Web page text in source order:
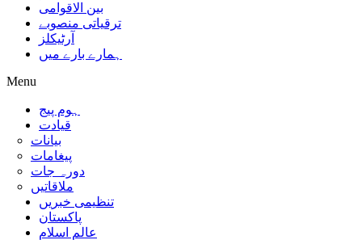
بین الاقوامی
ترقیاتی منصوبے
آرٹیکلز
ہمارے بارے میں
Menu
ہوم پیج
قیادت
بیانات
پیغامات
دورہ جات
ملاقاتیں
تنظیمی خبریں
پاکستان
عالم اسلام